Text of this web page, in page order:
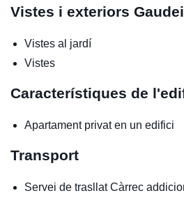
Vistes i exteriors
Vistes al jardí
Vistes
Característiques de
Apartament privat en un edifici
Transport
Servei de trasllatCàrrec